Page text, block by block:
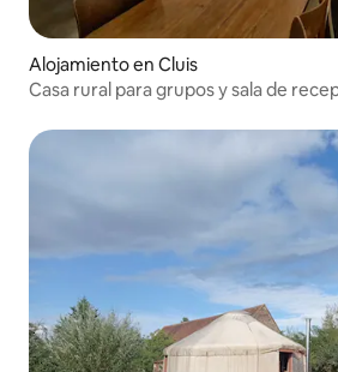
Alojamiento en Cluis
Casa rural para grupos y sala de